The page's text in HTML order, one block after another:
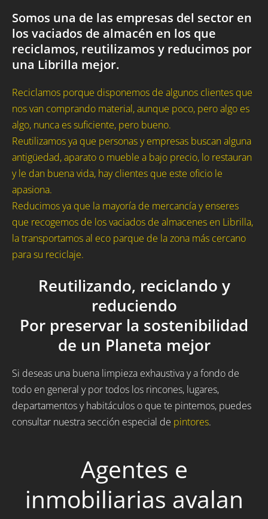
Somos una de las empresas del sector en
los vaciados de almacén en los que
reciclamos, reutilizamos y reducimos por
una Librilla mejor.
Reciclamos porque disponemos de algunos clientes que
nos van comprando material, aunque poco, pero algo es
algo, nunca es suficiente, pero bueno.
Reutilizamos ya que personas y empresas buscan alguna
antigüedad, aparato o mueble a bajo precio, lo restauran
y le dan buena vida, hay clientes que este oficio le
apasiona.
Reducimos ya que la mayoría de mercancía y enseres
que recogemos de los vaciados de almacenes en Librilla,
la transportamos al eco parque de la zona más cercano
para su reciclaje.
Reutilizando, reciclando y
reduciendo
Por preservar la sostenibilidad
de un Planeta mejor
Si deseas una buena limpieza exhaustiva y a fondo de
todo en general y por todos los rincones, lugares,
departamentos y habitáculos o que te pintemos, puedes
consultar nuestra sección especial de pintores.
Agentes e
inmobiliarias avalan